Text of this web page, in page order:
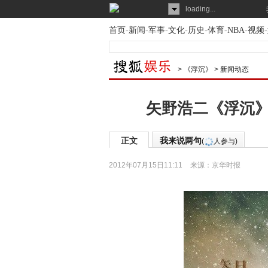
loading...
首页-新闻-军事-文化-历史-体育-NBA-视频-
> 《浮沉》 > 新闻动态
矢野浩二《浮沉
正文 我来说两句( 人参与)
2012年07月15日11:11 来源： 京华时报